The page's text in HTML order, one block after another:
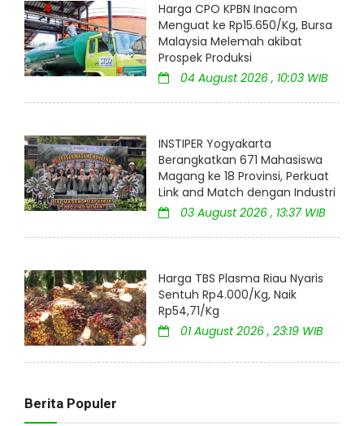
Harga CPO KPBN Inacom
Menguat ke Rp15.650/Kg, Bursa
Malaysia Melemah akibat
Prospek Produksi
04 August 2026 , 10:03 WIB
INSTIPER Yogyakarta
Berangkatkan 671 Mahasiswa
Magang ke 18 Provinsi, Perkuat
Link and Match dengan Industri
03 August 2026 , 13:37 WIB
Harga TBS Plasma Riau Nyaris
Sentuh Rp4.000/Kg, Naik
Rp54,71/Kg
01 August 2026 , 23:19 WIB
Berita Populer